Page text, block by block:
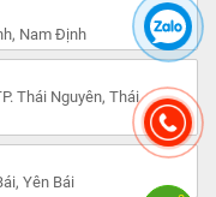
Nam Định
Thái Nguyên, Thái
Yên Bái